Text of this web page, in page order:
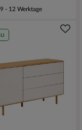
- 12 Werktage